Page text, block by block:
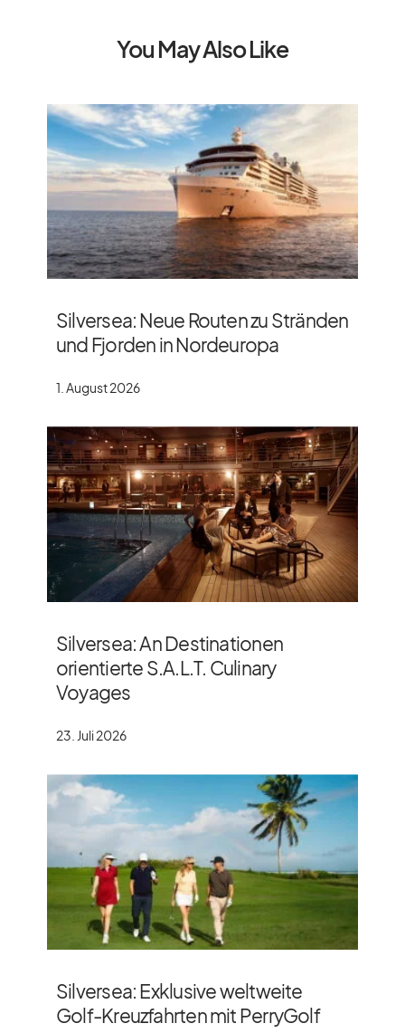
You May Also Like
Silversea: Neue Routen zu Stränden
und Fjorden in Nordeuropa
1. August 2026
Silversea: An Destinationen
orientierte S.A.L.T. Culinary
Voyages
23. Juli 2026
Silversea: Exklusive weltweite
Golf-Kreuzfahrten mit PerryGolf